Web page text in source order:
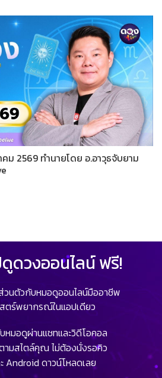
ม 2569 ทำนายโดย อ.อาวุธจับยาม
ดวงออนไลน์ ฟรี!
วนตัวกับหมอดูออนไลน์มืออาชีพ
ตร์พยากรณ์ในแอปเดียว
มอดูผ่านแชทและวิดีโอคอล
ามสไตล์คุณ ไม่ต้องนั่งรอคิว
Android ดาวน์โหลดเลย